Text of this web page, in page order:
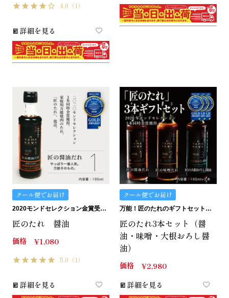
4.0 （1）
詳細を見る
クール便でお届け
2020モンドセレクション金賞受賞。匠のたれ。
匠のたれ 醤油
価格 ¥1,080
5.0 （1）
詳細を見る
クール便でお届け
万能！匠のたれのギフトセット。化粧箱入り。
匠のたれ3本セット（醤
油・味噌・大根おろし醤
油）
価格 ¥2,980
詳細を見る